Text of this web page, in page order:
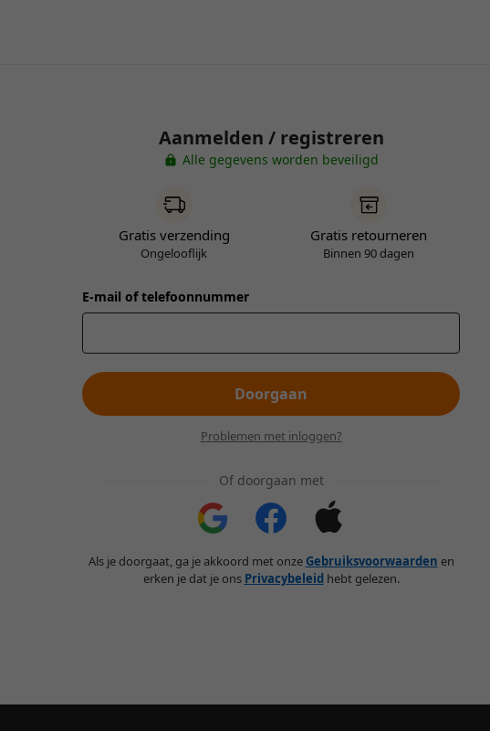
Aanmelden / registreren
Alle gegevens worden beveiligd
Gratis verzending
Ongelooflijk
Gratis retourneren
Binnen 90 dagen
E-mail of telefoonnummer
Doorgaan
Problemen met inloggen?
Of doorgaan met
Als je doorgaat, ga je akkoord met onze Gebruiksvoorwaarden en
erken je dat je ons Privacybeleid hebt gelezen.